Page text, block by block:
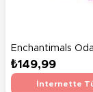
Enchantimals
Oyun Setleri Flick
Tilki Felicity FRH45
₺149,99
İnternette